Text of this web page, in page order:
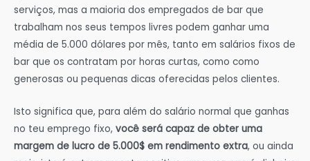
serviços, mas a maioria dos empregados de bar que
trabalham nos seus tempos livres podem ganhar uma
média de 5.000 dólares por mês, tanto em salários fixos de
bar que os contratam por horas curtas, como como
generosas ou pequenas dicas oferecidas pelos clientes.
Isto significa que, para além do salário normal que ganhas
no teu emprego fixo, você será capaz de obter uma
margem de lucro de 5.000$ em rendimento extra, ou ainda